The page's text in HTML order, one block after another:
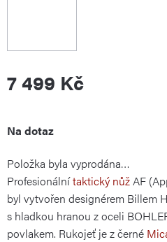
7 499 Kč
Měrná
cena:
Na dotaz
Položka byla vyprodána…
Profesionálnítaktický nůžAF
byl vytvořen designérem Billem
s hladkou hranou z oceli
povlakem. Rukojeť je z černé